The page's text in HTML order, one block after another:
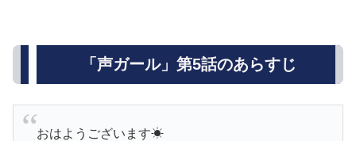
「声ガール」第5話のあらすじ
おはようございます☀